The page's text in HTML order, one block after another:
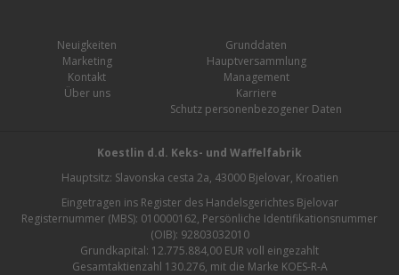
Neuigkeiten
Marketing
Kontakt
Über uns
Grunddaten
Hauptversammlung
Management
Karriere
Schutz personenbezogener Daten
Koestlin d.d. Keks- und Waffelfabrik
Hauptsitz: Slavonska cesta 2a, 43000 Bjelovar, Kroatien
Eingetragen ins Register des Handelsgerichtes Bjelovar
Registernummer (MBS): 010000162, Persönliche Identifikationsnummer
(OIB): 92803032010
Grundkapital: 12.775.884,00 EUR voll eingezahlt
Gesamtaktienzahl 130.276, mit die Marke KOES-R-A